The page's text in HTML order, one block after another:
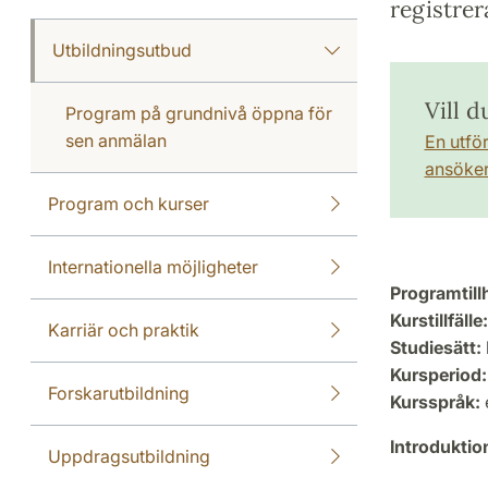
Utbildningsutbud
Program på grundnivå öppna för
sen anmälan
Program och kurser
Internationella möjligheter
Karriär och praktik
Forskarutbildning
Uppdragsutbildning
Vill
En
Kurstillfälle:
Studiesätt:
Kursperiod:
Kursspråk: